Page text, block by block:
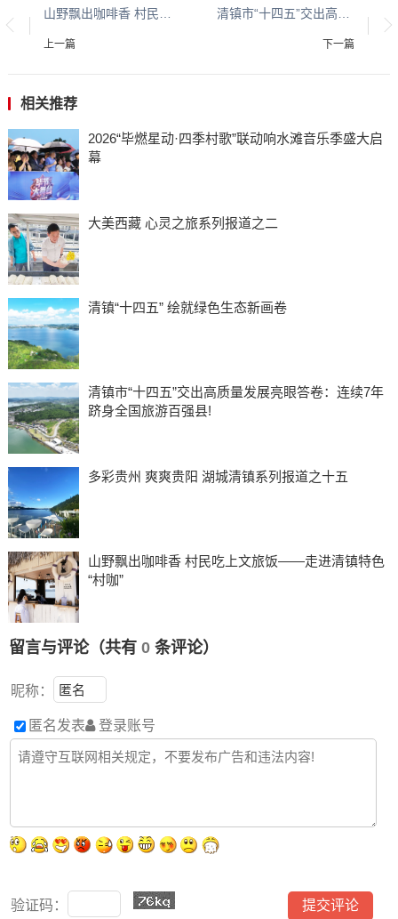
上一篇 下一篇
相关推荐
2026“毕燃星动·四季村歌”联动响水滩音乐季盛大启
幕
大美西藏 心灵之旅系列报道之二
清镇“十四五” 绘就绿色生态新画卷
清镇市“十四五”交出高质量发展亮眼答卷：连续7年
跻身全国旅游百强县!
多彩贵州 爽爽贵阳 湖城清镇系列报道之十五
山野飘出咖啡香 村民吃上文旅饭——走进清镇特色
“村咖”
留言与评论（共有 0条评论）
昵称：
匿名发表 登录账号
验证码：